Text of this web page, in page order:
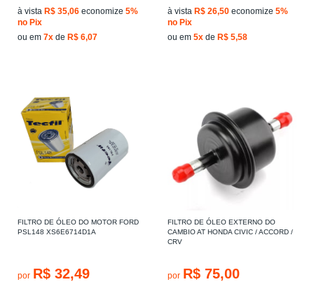
à vista R$ 35,06 economize 5%
no Pix
ou em 7x de R$ 6,07
à vista R$ 26,50 economize 5%
no Pix
ou em 5x de R$ 5,58
FILTRO DE ÓLEO DO MOTOR FORD
PSL148 XS6E6714D1A
por R$ 32,49
FILTRO DE ÓLEO EXTERNO DO
CAMBIO AT HONDA CIVIC / ACCORD /
CRV
por R$ 75,00